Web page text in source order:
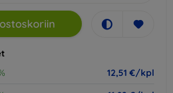
12,51 €/kpl